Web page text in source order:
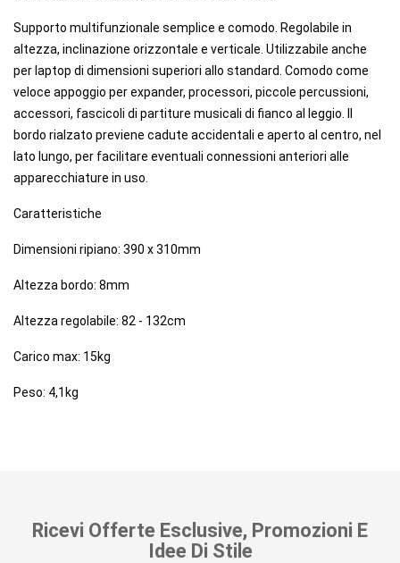
Supporto multifunzionale semplice e comodo. Regolabile in
altezza, inclinazione orizzontale e verticale. Utilizzabile anche
per laptop di dimensioni superiori allo standard. Comodo come
veloce appoggio per expander, processori, piccole percussioni,
accessori, fascicoli di partiture musicali di fianco al leggio. Il
bordo rialzato previene cadute accidentali e aperto al centro, nel
lato lungo, per facilitare eventuali connessioni anteriori alle
apparecchiature in uso.
Caratteristiche
Dimensioni ripiano: 390 x 310mm
Altezza bordo: 8mm
Altezza regolabile: 82 - 132cm
Carico max: 15kg
Peso: 4,1kg
Ricevi Offerte Esclusive, Promozioni E
Idee Di Stile